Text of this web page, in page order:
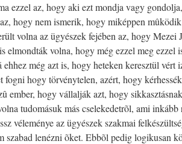
ezzel az, hogy aki ezt mondja vagy
hogy nem ismerik, hogy miképpen
volna az ügyészek fejében az, hogy Mezei
elmondták volna, hogy még ezzel meg ezzel
még azt is, hogy heteken keresztül vért
hogy törvénytelen, azért, hogy
ember, hogy vállalják azt, hogy
tudomásuk más cselekedetrõl, ami inkább
véleménye az ügyészek szakmai
szabad lenézni õket. Ebbõl pedig logikusan